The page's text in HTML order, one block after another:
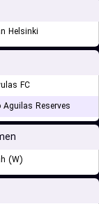
Helsinki
FC
Aguilas Reserves
(W)